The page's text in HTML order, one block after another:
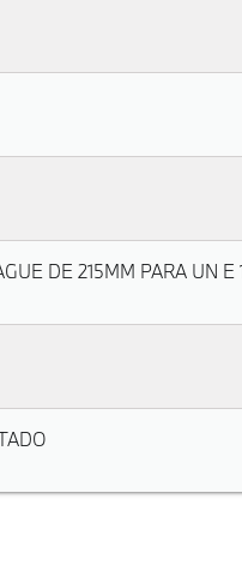
DE 215MM PARA UN E